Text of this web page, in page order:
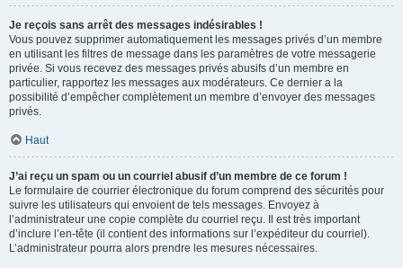
Je reçois sans arrêt des messages indésirables !
Vous pouvez supprimer automatiquement les messages privés d’un membre
en utilisant les filtres de message dans les paramètres de votre messagerie
privée. Si vous recevez des messages privés abusifs d’un membre en
particulier, rapportez les messages aux modérateurs. Ce dernier a la
possibilité d’empêcher complètement un membre d’envoyer des messages
privés.
Haut
J’ai reçu un spam ou un courriel abusif d’un membre de ce forum !
Le formulaire de courrier électronique du forum comprend des sécurités pour
suivre les utilisateurs qui envoient de tels messages. Envoyez à
l’administrateur une copie complète du courriel reçu. Il est très important
d’inclure l’en-tête (il contient des informations sur l’expéditeur du courriel).
L’administrateur pourra alors prendre les mesures nécessaires.